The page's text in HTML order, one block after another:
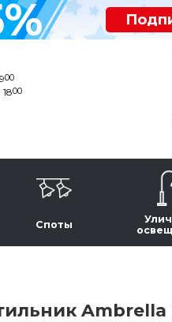
00
1800
Споты
Ambrella